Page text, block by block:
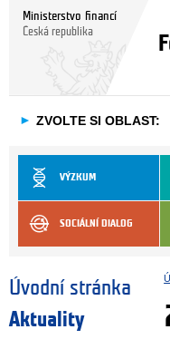
Ministerstvo financí
Česká republika
► ZVOLTE SI OBLAST:
VÝZKUM
SOCIÁLNÍ DIALOG
Úvodní stránka
Aktuality